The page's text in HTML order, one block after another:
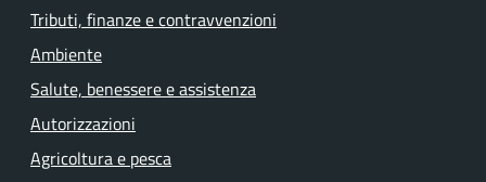
Tributi, finanze e contravvenzioni
Ambiente
Salute, benessere e assistenza
Autorizzazioni
Agricoltura e pesca